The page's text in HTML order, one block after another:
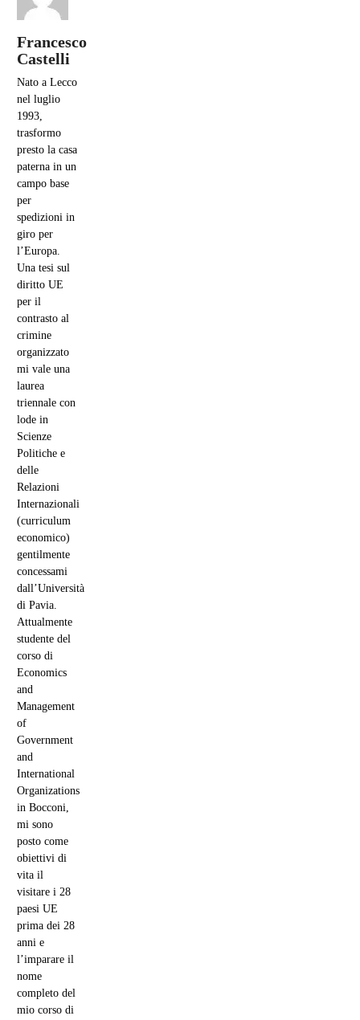
Francesco
Castelli
Nato a Lecco
nel luglio
1993,
trasformo
presto la casa
paterna in un
campo base
per
spedizioni in
giro per
l’Europa.
Una tesi sul
diritto UE
per il
contrasto al
crimine
organizzato
mi vale una
laurea
triennale con
lode in
Scienze
Politiche e
delle
Relazioni
Internazionali
(curriculum
economico)
gentilmente
concessami
dall’Università
di Pavia.
Attualmente
studente del
corso di
Economics
and
Management
of
Government
and
International
Organizations
in Bocconi,
mi sono
posto come
obiettivi di
vita il
visitare i 28
paesi UE
prima dei 28
anni e
l’imparare il
nome
completo del
mio corso di